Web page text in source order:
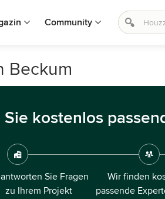
Community
Beckum
Sie kostenlos
Sie Fragen
zu Ihrem Projekt
Wir finden
passende